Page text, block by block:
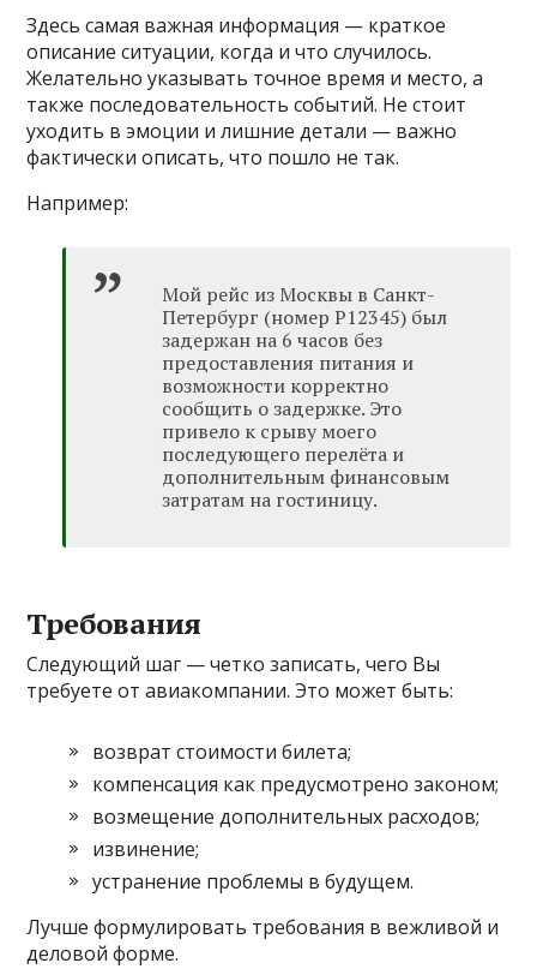
Здесь самая важная информация — краткое
описание ситуации, когда и что случилось.
Желательно указывать точное время и место, а
также последовательность событий. Не стоит
уходить в эмоции и лишние детали — важно
фактически описать, что пошло не так.
Например:
Мой рейс из Москвы в Санкт-
Петербург (номер Р12345) был
задержан на 6 часов без
предоставления питания и
возможности корректно
сообщить о задержке. Это
привело к срыву моего
последующего перелёта и
дополнительным финансовым
затратам на гостиницу.
Требования
Следующий шаг — четко записать, чего Вы
требуете от авиакомпании. Это может быть:
возврат стоимости билета;
компенсация как предусмотрено законом;
возмещение дополнительных расходов;
извинение;
устранение проблемы в будущем.
Лучше формулировать требования в вежливой и
деловой форме.